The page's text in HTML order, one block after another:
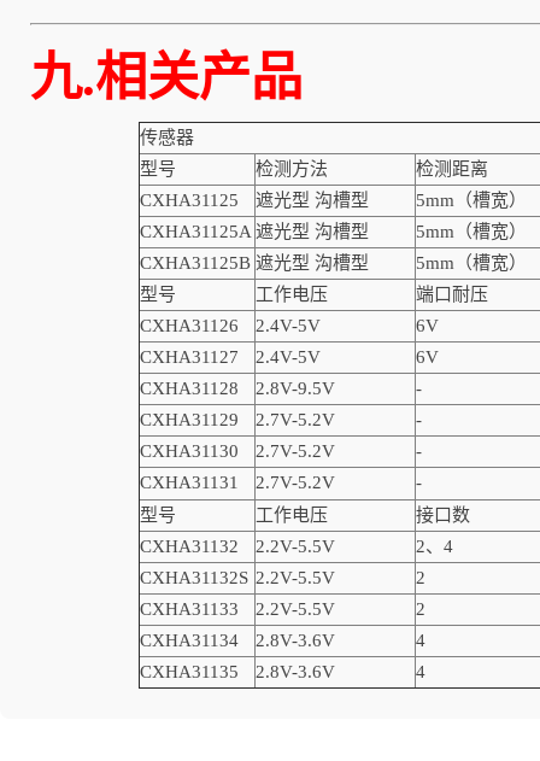
九.相关产品
传感器
型号
检测方法
检测距离
CXHA31125
遮光型 沟槽型
5mm（槽宽）
CXHA31125A 遮光型 沟槽型
5mm（槽宽）
CXHA31125B 遮光型 沟槽型
5mm（槽宽）
型号
工作电压
端口耐压
CXHA31126
2.4V-5V
6V
CXHA31127
2.4V-5V
6V
CXHA31128
2.8V-9.5V
-
CXHA31129
2.7V-5.2V
-
CXHA31130
2.7V-5.2V
-
CXHA31131
2.7V-5.2V
-
型号
工作电压
接口数
CXHA31132
2.2V-5.5V 2、 4
CXHA31132S 2.2V-5.5V
2
CXHA31133
2.2V-5.5V
2
CXHA31134
2.8V-3.6V
4
CXHA31135
2.8V-3.6V 4